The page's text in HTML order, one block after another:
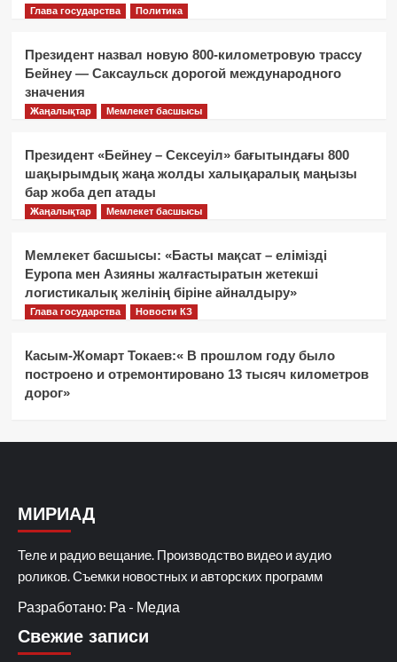
Глава государства Политика
Президент назвал новую 800-километровую трассу
Бейнеу — Саксаульск дорогой международного
значения
Жаңалықтар Мемлекет басшысы
Президент «Бейнеу – Сексеуіл» бағытындағы 800
шақырымдық жаңа жолды халықаралық маңызы
бар жоба деп атады
Жаңалықтар Мемлекет басшысы
Мемлекет басшысы: «Басты мақсат – елімізді
Еуропа мен Азияны жалғастыратын жетекші
логистикалық желінің біріне айналдыру»
Глава государства Новости КЗ
Касым-Жомарт Токаев:« В прошлом году было
построено и отремонтировано 13 тысяч километров
дорог»
МИРИАД
Теле и радио вещание. Производство видео и аудио
роликов. Съемки новостных и авторских программ
Разработано: Ра - Медиа
Свежие записи